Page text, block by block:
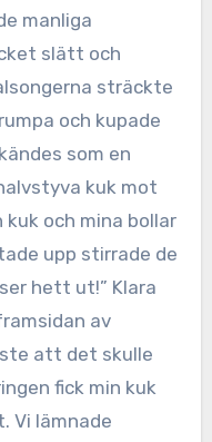
manliga
slätt och
sträckte
och kupade
som en
kuk mot
kuk och mina bollar
upp stirrade de
hett ut!” Klara
av
att det skulle
fick min kuk
Vi lämnade